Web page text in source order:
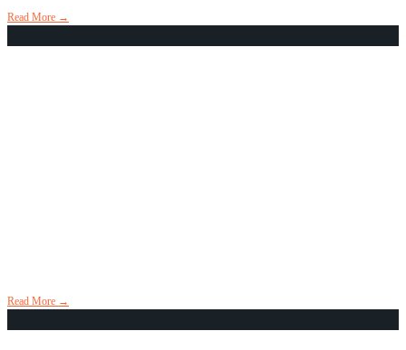
Read More →
Read More →